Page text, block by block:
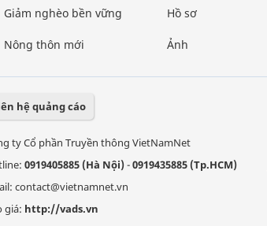
Giảm nghèo bền vững
Nông thôn mới
Hồ sơ
Ảnh
hệ quảng cáo
ty Cổ phần Truyền thông VietNamNet
0919405885 (Hà Nội)-0919435885 (Tp.HCM)
contact@vietnamnet.vn
giá: http://vads.vn